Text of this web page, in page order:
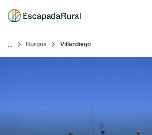
... Burgos Villandiego